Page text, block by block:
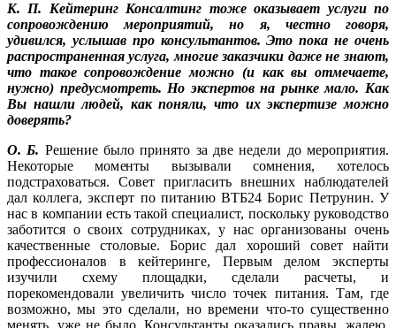
К. П. Кейтеринг Консалтинг тоже оказывает услуги по
сопровождению мероприятий, но я, честно говоря,
удивился, услышав про консультантов. Это пока не очень
распространенная услуга, многие заказчики даже не знают,
что такое сопровождение можно (и как вы отмечаете,
нужно) предусмотреть. Но экспертов на рынке мало. Как
Вы нашли людей, как поняли, что их экспертизе можно
доверять?
О. Б. Решение было принято за две недели до мероприятия.
Некоторые моменты вызывали сомнения, хотелось
подстраховаться. Совет пригласить внешних наблюдателей
дал коллега, эксперт по питанию ВТБ24 Борис Петрунин. У
нас в компании есть такой специалист, поскольку руководство
заботится о своих сотрудниках, у нас организованы очень
качественные столовые. Борис дал хороший совет найти
профессионалов в кейтеринге, Первым делом эксперты
изучили схему площадки, сделали расчеты, и
порекомендовали увеличить число точек питания. Там, где
возможно, мы это сделали, но времени что-то существенно